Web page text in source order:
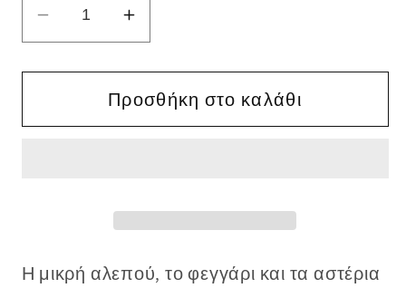
Μείωση
ποσότητας
για
Παιδικός
πίνακας
Αύξηση
ποσότητας
για
Παιδικός
πίνακας
Προσθήκη στο καλάθι
Η μικρή αλεπού, το φεγγάρι και τα αστέρια